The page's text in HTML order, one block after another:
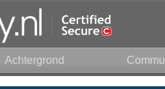
Achtergrond